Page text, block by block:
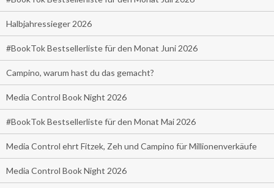
Halbjahressieger 2026
#BookTok Bestsellerliste für den Monat Juni 2026
Campino, warum hast du das gemacht?
Media Control Book Night 2026
#BookTok Bestsellerliste für den Monat Mai 2026
Media Control ehrt Fitzek, Zeh und Campino für Millionenverkäufe
Media Control Book Night 2026